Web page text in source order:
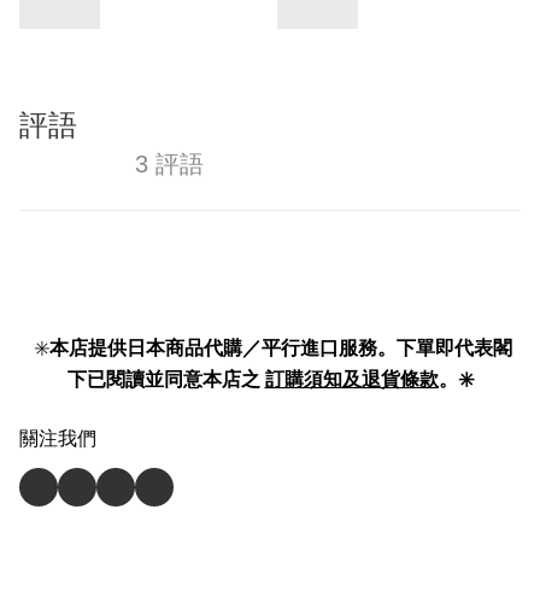
評語
3 評語
✳️本店提供日本商品代購／平行進口服務。下單即代表閣
下已閱讀並同意本店之 訂購須知及退貨條款。✳️
關注我們